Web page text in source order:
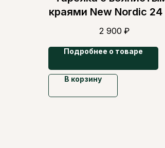
краями New Nordic
2 900 ₽
Подробнее о товаре
В корзину